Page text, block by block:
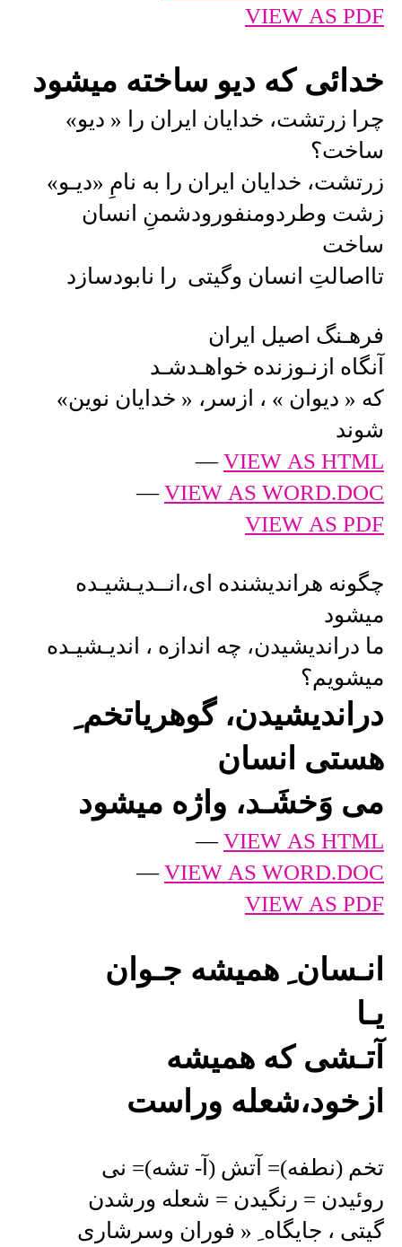
VIEW AS PDF
خدائی که دیو ساخته میشود
چرا زرتشت، خدایان ایران را « دیو»
ساخت؟
زرتشت، خدایان ایران را به نامِ «دیـو»
زشت وطردومنفورودشمنِ انسان
ساخت
تااصالتِ انسان وگیتی را نابودسازد
فرهـنگ اصیل ایران
آنگاه ازنـوزنده خواهـدشـد
که « دیوان » ، ازسر، « خدایان نوین»
شوند
VIEW AS HTML
—
VIEW AS WORD.DOC
—
VIEW AS PDF
چگونه هراندیشنده ای،انــدیـشیـده
میشود
ما دراندیشیدن، چه اندازه ، اندیـشیـده
میشویم؟
دراندیشیدن، گوهریاتخم ِ
هستی انسان
می وَخشَـد، واژه میشود
VIEW AS HTML
—
VIEW AS WORD.DOC
—
VIEW AS PDF
انـسان ِ همیشه جـوان
یـا
آتـشی که همیشه
ازخود،شعله وراست
تخم (نطفه)= آتش (آ- تشه)= نی
روئیدن = رنگیدن = شعله ورشدن
گیتی ، جایگاه ِ « فوران وسرشاری